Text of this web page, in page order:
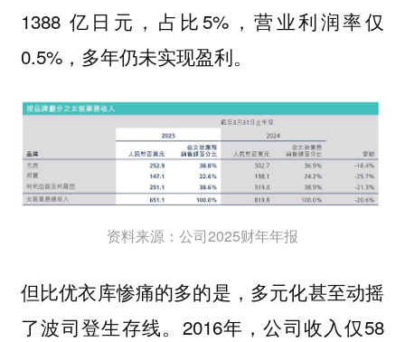
1388 亿日元，占比5%，营业利润率仅
0.5%，多年仍未实现盈利。
资料来源：公司2025财年年报
但比优衣库惨痛的多的是，多元化甚至动摇
了波司登生存线。2016年，公司收入仅58